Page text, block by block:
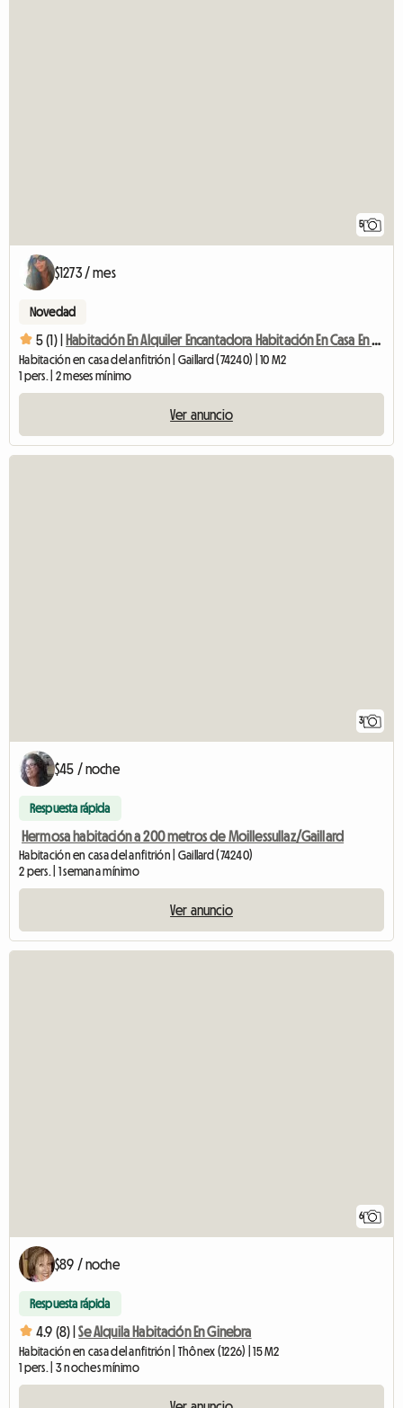
5
$1273 / mes
Novedad
5 (1) | Habitación En Alquiler Encantadora Habitación En Casa En Gaillard
Habitación en casa del anfitrión | Gaillard (74240) | 10 M2
1 pers. | 2 meses mínimo
Ver anuncio
3
$45 / noche
Respuesta rápida
Hermosa habitación a 200 metros de Moillessullaz/Gaillard
Habitación en casa del anfitrión | Gaillard (74240)
2 pers. | 1 semana mínimo
Ver anuncio
6
$89 / noche
Respuesta rápida
4.9 (8) | Se Alquila Habitación En Ginebra
Habitación en casa del anfitrión | Thônex (1226) | 15 M2
1 pers. | 3 noches mínimo